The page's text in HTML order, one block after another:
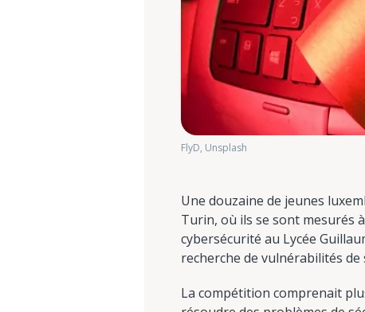
FlyD, Unsplash
Une douzaine de jeunes
Turin, où ils se sont mesurés
cybersécurité au Lycée
recherche de vulnérabilités
La compétition comprenait